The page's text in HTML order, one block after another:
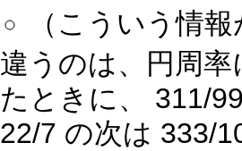
（こういう情
違うのは、円周
たときに、 311/
22/7 の次は 333/